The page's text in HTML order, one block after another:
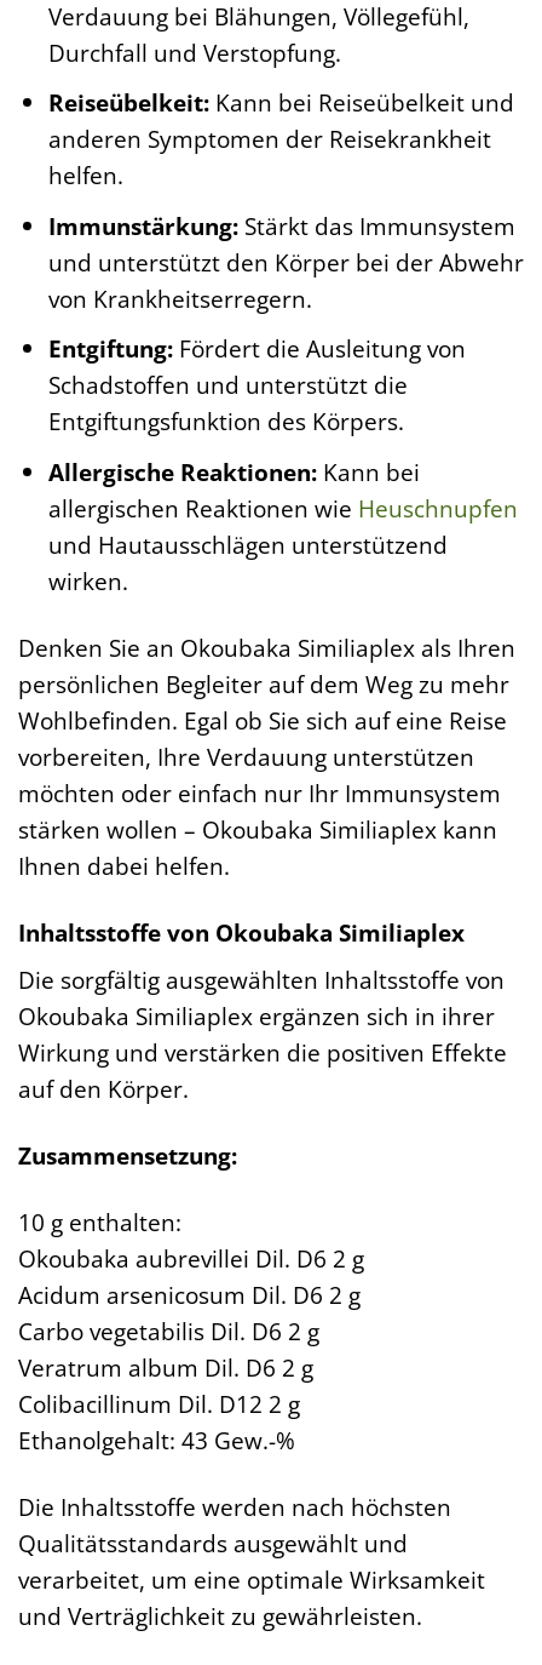
Verdauung bei Blähungen, Völlegefühl,
Durchfall und Verstopfung.
Reiseübelkeit:Kann bei Reiseübelkeit und
anderen Symptomen der Reisekrankheit
helfen.
Immunstärkung:Stärkt das Immunsystem
und unterstützt den Körper bei der Abwehr
von Krankheitserregern.
Entgiftung:Fördert die Ausleitung von
Schadstoffen und unterstützt die
Entgiftungsfunktion des Körpers.
Allergische Reaktionen:Kann bei
allergischen Reaktionen wie Heuschnupfen
und Hautausschlägen unterstützend
wirken.
Denken Sie an Okoubaka Similiaplex als Ihren
persönlichen Begleiter auf dem Weg zu mehr
Wohlbefinden. Egal ob Sie sich auf eine Reise
vorbereiten, Ihre Verdauung unterstützen
möchten oder einfach nur Ihr Immunsystem
stärken wollen – Okoubaka Similiaplex kann
Ihnen dabei helfen.
Inhaltsstoffe von Okoubaka Similiaplex
Die sorgfältig ausgewählten Inhaltsstoffe von
Okoubaka Similiaplex ergänzen sich in ihrer
Wirkung und verstärken die positiven Effekte
auf den Körper.
Zusammensetzung:
10 g enthalten:
Okoubaka aubrevillei Dil. D6 2 g
Acidum arsenicosum Dil. D6 2 g
Carbo vegetabilis Dil. D6 2 g
Veratrum album Dil. D6 2 g
Colibacillinum Dil. D12 2 g
Ethanolgehalt: 43 Gew.-%
Die Inhaltsstoffe werden nach höchsten
Qualitätsstandards ausgewählt und
verarbeitet, um eine optimale Wirksamkeit
und Verträglichkeit zu gewährleisten.